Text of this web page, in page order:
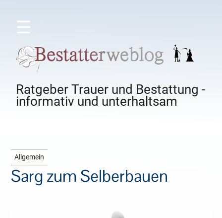
☰
Ratgeber Trauer und Bestattung -
informativ und unterhaltsam
Allgemein
Sarg zum Selberbauen